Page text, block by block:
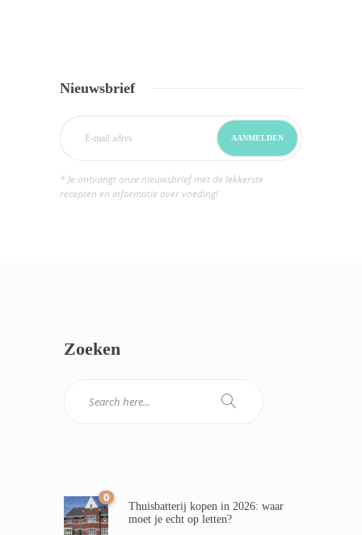
Nieuwsbrief
* Je ontvangt onze nieuwsbrief met de lekkerste
recepten en informatie over voeding!
Zoeken
0
Thuisbatterij kopen in 2026: waar
moet je echt op letten?